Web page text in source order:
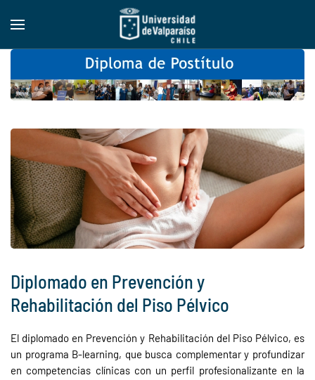
Skip to main content
Diplomado en Prevención y
Rehabilitación del Piso Pélvico
El diplomado en Prevención y Rehabilitación del Piso Pélvico, es
un programa B-learning, que busca complementar y profundizar
en competencias clínicas con un perfil profesionalizante en la